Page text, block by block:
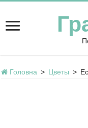
Головна > Цветы >